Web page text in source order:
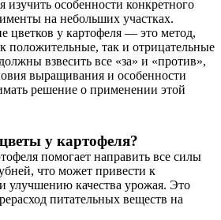
изучить особенности конкретного
на небольших участках.
цветков у картофеля — это метод,
положительные, так и отрицательные
взвесить все «за» и «против»,
выращивания и особенности
решение о применении этой
у картофеля?
помогает направить все силы
что может привести к
улучшению качества урожая. Это
питательных веществ на